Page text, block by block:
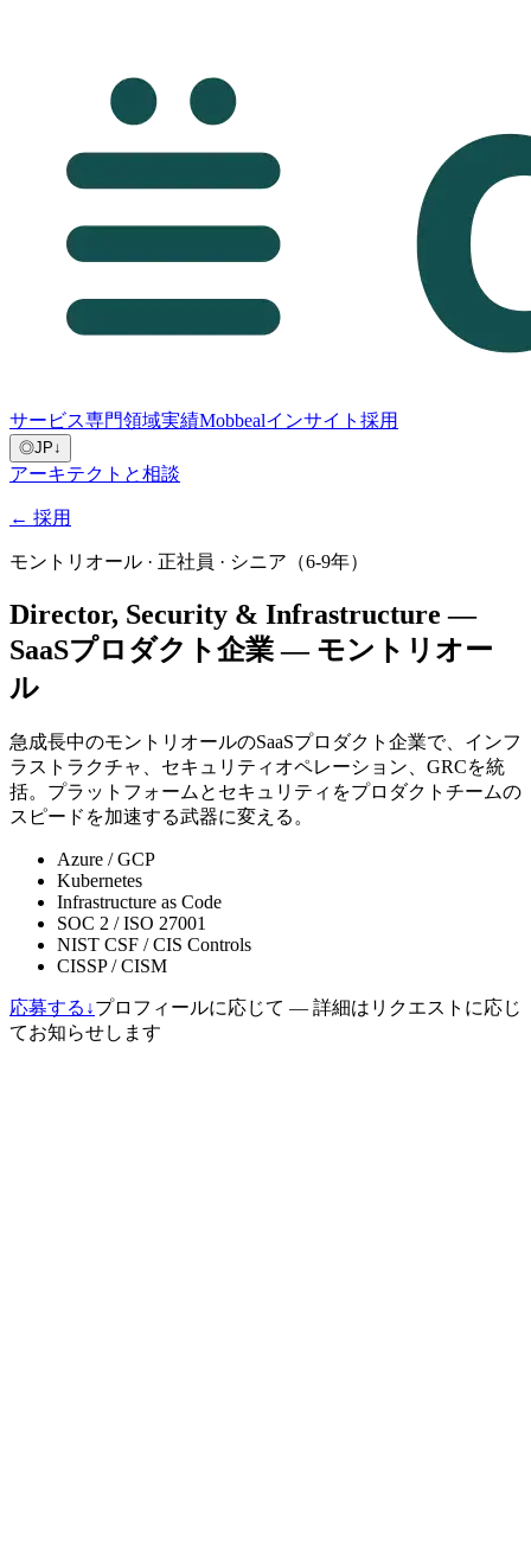
サービス専門領域実績Mobbealインサイト 採用
◎JP↓
アーキテクトと相談
← 採用
モントリオール · 正社員 · シニア（6-9年）
Director, Security & Infrastructure —
SaaSプロダクト企業 — モントリオー
ル
急成長中のモントリオールのSaaSプロダクト企業で、インフ
ラストラクチャ、セキュリティオペレーション、GRCを統
括。プラットフォームとセキュリティをプロダクトチームの
スピードを加速する武器に変える。
Azure / GCP
Kubernetes
Infrastructure as Code
SOC 2 / ISO 27001
NIST CSF / CIS Controls
CISSP / CISM
応募する ↓プロフィールに応じて — 詳細はリクエストに応じ
てお知らせします